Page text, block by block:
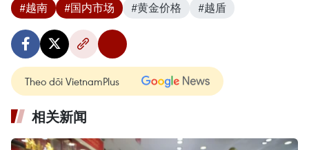
#越南 #国内市场 #黄金价格 #越盾
Theo dõi VietnamPlus
相关新闻